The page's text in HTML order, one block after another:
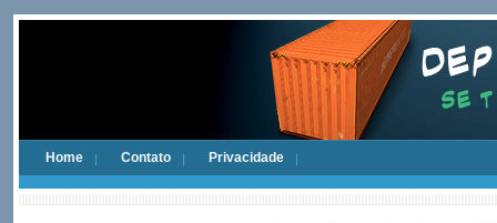
Home Contato Privacidade